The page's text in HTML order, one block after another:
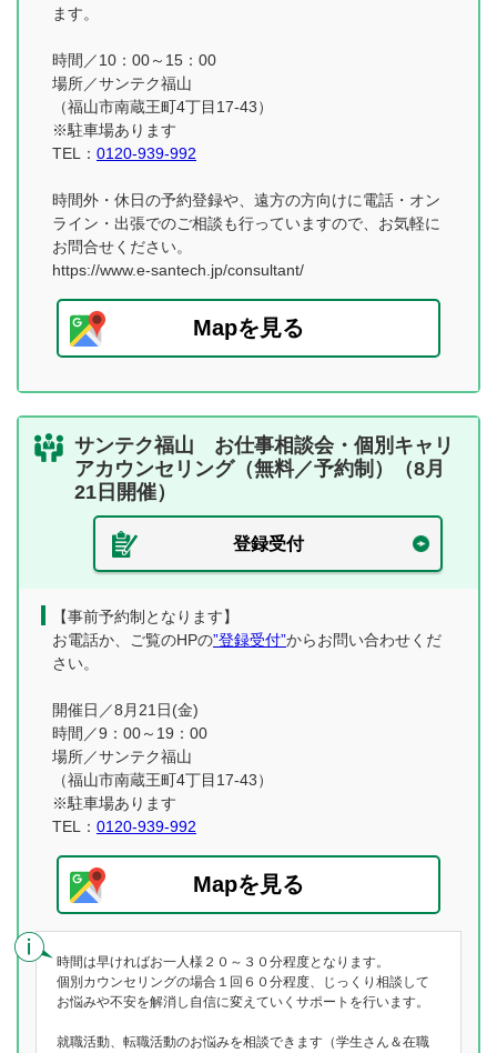
ます。
時間／10：00～15：00
場所／サンテク福山
（福山市南蔵王町4丁目17-43）
※駐車場あります
TEL： 0120-939-992
時間外・休日の予約登録や、遠方の方向けに電話・オン
ライン・出張でのご相談も行っていますので、お気軽に
お問合せください。
https://www.e-santech.jp/consultant/
Mapを見る
サンテク福山 お仕事相談会・個別キャリ
アカウンセリング（無料／予約制）（8月
21日開催）
登録受付
【事前予約制となります】
お電話か、ご覧のHPの”登録受付”からお問い合わせくだ
さい。
開催日／8月21日(金)
時間／9：00～19：00
場所／サンテク福山
（福山市南蔵王町4丁目17-43）
※駐車場あります
TEL： 0120-939-992
Mapを見る
時間は早ければお一人様２０～３０分程度となります。
個別カウンセリングの場合１回６０分程度、じっくり相談して
お悩みや不安を解消し自信に変えていくサポートを行います。
就職活動、転職活動のお悩みを相談できます（学生さん＆在職